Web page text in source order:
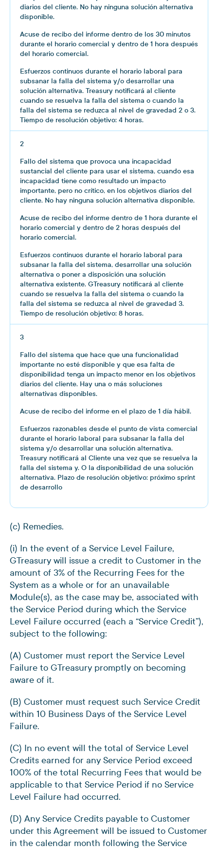
diarios del cliente. No hay ninguna solución alternativa
disponible.
Acuse de recibo del informe dentro de los 30 minutos
durante el horario comercial y dentro de 1 hora después
del horario comercial.
Esfuerzos continuos durante el horario laboral para
subsanar la falla del sistema y/o desarrollar una
solución alternativa. Treasury notificará al cliente
cuando se resuelva la falla del sistema o cuando la
falla del sistema se reduzca al nivel de gravedad 2 o 3.
Tiempo de resolución objetivo: 4 horas.
2
Fallo del sistema que provoca una incapacidad
sustancial del cliente para usar el sistema, cuando esa
incapacidad tiene como resultado un impacto
importante, pero no crítico, en los objetivos diarios del
cliente. No hay ninguna solución alternativa disponible.
Acuse de recibo del informe dentro de 1 hora durante el
horario comercial y dentro de 2 horas después del
horario comercial.
Esfuerzos continuos durante el horario laboral para
subsanar la falla del sistema, desarrollar una solución
alternativa o poner a disposición una solución
alternativa existente. GTreasury notificará al cliente
cuando se resuelva la falla del sistema o cuando la
falla del sistema se reduzca al nivel de gravedad 3.
Tiempo de resolución objetivo: 8 horas.
3
Fallo del sistema que hace que una funcionalidad
importante no esté disponible y que esa falta de
disponibilidad tenga un impacto menor en los objetivos
diarios del cliente. Hay una o más soluciones
alternativas disponibles.
Acuse de recibo del informe en el plazo de 1 día hábil.
Esfuerzos razonables desde el punto de vista comercial
durante el horario laboral para subsanar la falla del
sistema y/o desarrollar una solución alternativa.
Treasury notificará al Cliente una vez que se resuelva la
falla del sistema y. O la disponibilidad de una solución
alternativa. Plazo de resolución objetivo: próximo sprint
de desarrollo
(c) Remedies.
(i) In the event of a Service Level Failure,
GTreasury will issue a credit to Customer in the
amount of 3% of the Recurring Fees for the
System as a whole or for an unavailable
Module(s), as the case may be, associated with
the Service Period during which the Service
Level Failure occurred (each a “Service Credit”),
subject to the following:
(A) Customer must report the Service Level
Failure to GTreasury promptly on becoming
aware of it.
(B) Customer must request such Service Credit
within 10 Business Days of the Service Level
Failure.
(C) In no event will the total of Service Level
Credits earned for any Service Period exceed
100% of the total Recurring Fees that would be
applicable to that Service Period if no Service
Level Failure had occurred.
(D) Any Service Credits payable to Customer
under this Agreement will be issued to Customer
in the calendar month following the Service